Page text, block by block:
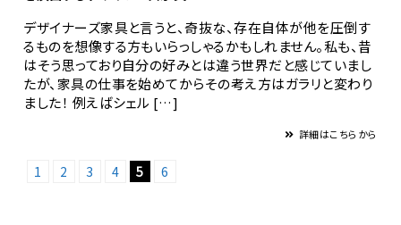
デザイナーズ家具と言うと、奇抜な、存在自体が他を圧倒す
るものを想像する方もいらっしゃるかもしれません。私も、昔
はそう思っており自分の好みとは違う世界だと感じていまし
たが、家具の仕事を始めてからその考え方はガラリと変わり
ました！ 例えばシェル […]
詳細はこちらから
1 2 3 4 5 6